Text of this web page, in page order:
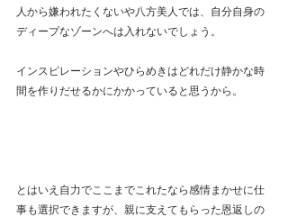
人から嫌われたくないや八方美人では、自分自身の
ディープなゾーンへは入れないでしょう。
インスピレーションやひらめきはどれだけ静かな時
間を作りだせるかにかかっていると思うから。
とはいえ自力でここまでこれたなら感情まかせに仕
事も選択できますが、親に支えてもらった恩返しの